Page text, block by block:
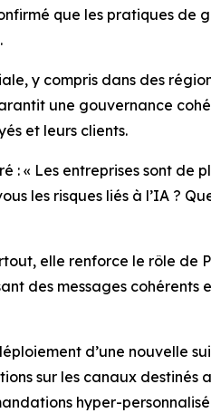
que les pratiques de
y compris dans des
une gouvernance
et leurs clients.
: « Les entreprises sont de
les risques liés à l’IA ?
elle renforce le rôle de
des messages cohérents
d’une nouvelle
sur les canaux destinés
hyper-